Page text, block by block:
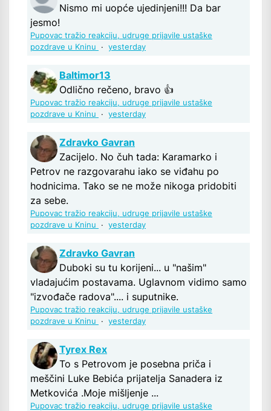
Nismo mi uopće ujedinjeni!!! Da bar
jesmo!
Pupovac tražio reakciju, udruge prijavile ustaške
pozdrave u Kninu
· yesterday
Baltimor13
Odlično rečeno, bravo 👍
Pupovac tražio reakciju, udruge prijavile ustaške
pozdrave u Kninu
· yesterday
Zdravko Gavran
Zacijelo. No čuh tada: Karamarko i
Petrov ne razgovarahu iako se viđahu po
hodnicima. Tako se ne može nikoga pridobiti
za sebe.
Pupovac tražio reakciju, udruge prijavile ustaške
pozdrave u Kninu
· yesterday
Zdravko Gavran
Duboki su tu korijeni... u "našim"
vladajućim postavama. Uglavnom vidimo samo
"izvođače radova".... i suputnike.
Pupovac tražio reakciju, udruge prijavile ustaške
pozdrave u Kninu
· yesterday
Tyrex Rex
To s Petrovom je posebna priča i
meščini Luke Bebića prijatelja Sanadera iz
Metkovića .Moje mišljenje ...
Pupovac tražio reakciju, udruge prijavile ustaške